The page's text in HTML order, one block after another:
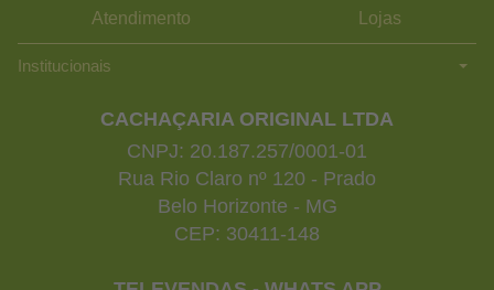
Atendimento Lojas
Institucionais
CACHAÇARIA ORIGINAL LTDA
CNPJ: 20.187.257/0001-01
Rua Rio Claro nº 120 - Prado
Belo Horizonte - MG
CEP: 30411-148